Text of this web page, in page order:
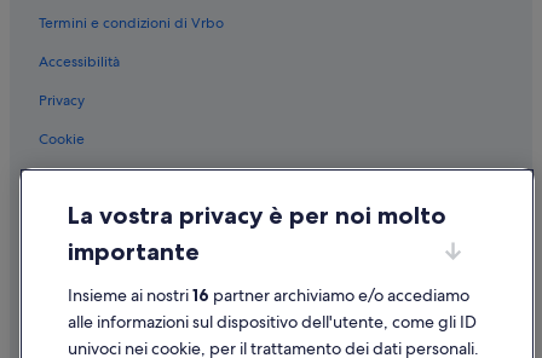
Termini e condizioni di Vrbo
Accessibilità
Privacy
Cookie
Informazioni legali/Contatti
Linee guida sui contenuti e segnalazione dei contenuti
Supporto
La vostra privacy è per noi molto
importante
Insieme ai nostri16 partner archiviamo e/o accediamo
alle informazioni sul dispositivo dell'utente, come gli ID
univoci nei cookie, per il trattamento dei dati personali.